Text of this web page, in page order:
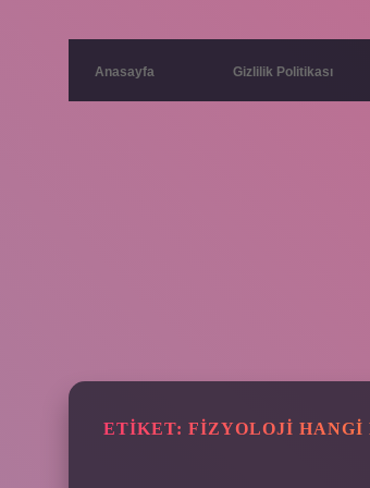
Anasayfa Gizlilik Politikası
ETIKET: FIZYOLOJI